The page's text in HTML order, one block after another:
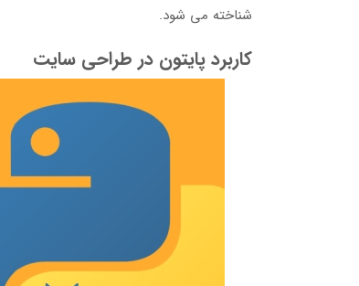
شناخته می شود.
کاربرد پایتون در طراحی سایت